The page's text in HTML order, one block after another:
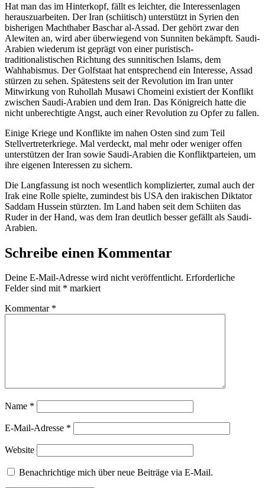
Hat man das im Hinterkopf, fällt es leichter, die Interessenlagen
herauszuarbeiten. Der Iran (schiitisch) unterstützt in Syrien den
bisherigen Machthaber Baschar al-Assad. Der gehört zwar den
Alewiten an, wird aber überwiegend von Sunniten bekämpft. Saudi-
Arabien wiederum ist geprägt von einer puristisch-
traditionalistischen Richtung des sunnitischen Islams, dem
Wahhabismus. Der Golfstaat hat entsprechend ein Interesse, Assad
stürzen zu sehen. Spätestens seit der Revolution im Iran unter
Mitwirkung von Ruhollah Musawi Chomeini existiert der Konflikt
zwischen Saudi-Arabien und dem Iran. Das Königreich hatte die
nicht unberechtigte Angst, auch einer Revolution zu Opfer zu fallen.
Einige Kriege und Konflikte im nahen Osten sind zum Teil
Stellvertreterkriege. Mal verdeckt, mal mehr oder weniger offen
unterstützen der Iran sowie Saudi-Arabien die Konfliktparteien, um
ihre eigenen Interessen zu sichern.
Die Langfassung ist noch wesentlich komplizierter, zumal auch der
Irak eine Rolle spielte, zumindest bis USA den irakischen Diktator
Saddam Hussein stürzten. Im Land haben seit dem Schiiten das
Ruder in der Hand, was dem Iran deutlich besser gefällt als Saudi-
Arabien.
Schreibe einen Kommentar
Deine E-Mail-Adresse wird nicht veröffentlicht. Erforderliche
Felder sind mit * markiert
Kommentar *
Name *
E-Mail-Adresse *
Website
Benachrichtige mich über neue Beiträge via E-Mail.